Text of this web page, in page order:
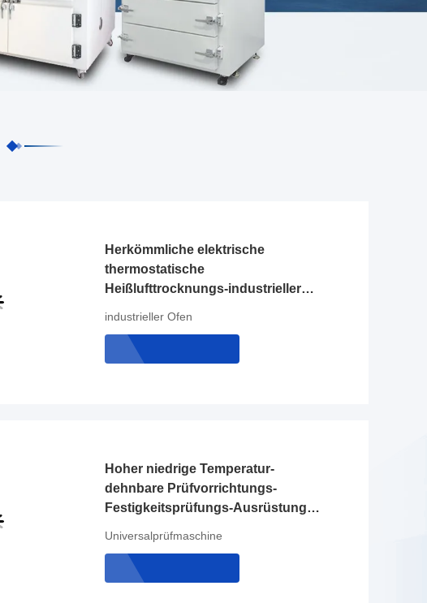
Herkömmliche elektrische
thermostatische
Heißlufttrocknungs-industrieller
industrieller Ofen
Hoher niedrige Temperatur-
dehnbare Prüfvorrichtungs-
Festigkeitsprüfungs-Ausrüstungs-
Universalprüfmaschine